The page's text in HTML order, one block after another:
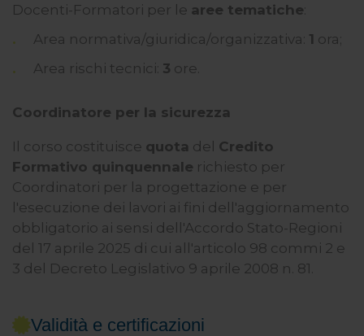
Docenti-Formatori per le aree tematiche
Area normativa/giuridica/organizzativa: 1 ora;
Area rischi tecnici: 3 ore.
Coordinatore per la sicurezza
Il corso costituisce quota del Credito
Formativo quinquennale richiesto per
Coordinatori per la progettazione e per
l'esecuzione dei lavori ai fini dell'aggiornamento
obbligatorio ai sensi dell'Accordo Stato-Regioni
del 17 aprile 2025 di cui all'articolo 98 commi 2 e
3 del Decreto Legislativo 9 aprile 2008 n. 81.
Validità e certificazioni